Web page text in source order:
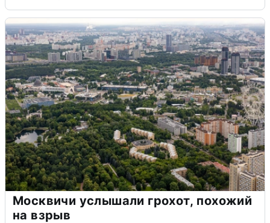
Москвичи услышали грохот, похожий
на взрыв